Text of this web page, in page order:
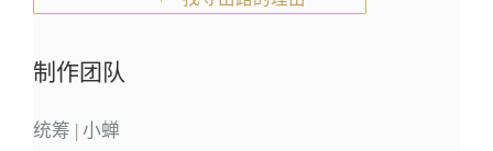
制作团队
统筹 | 小蝉